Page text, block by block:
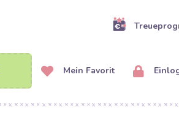
Mein Favorit